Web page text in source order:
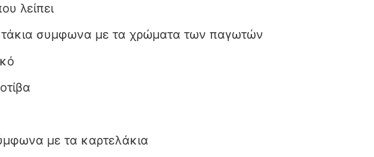
λείπει
συμφωνα με τα χρώματα των παγωτών
με τα καρτελάκια